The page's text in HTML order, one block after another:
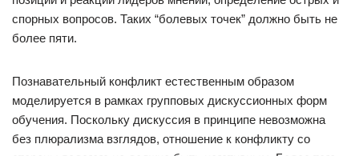
спорных вопросов. Таких “болевых точек” должно быть не
более пяти.
Познавательный конфликт естественным образом
моделируется в рамках групповых дискуссионных форм
обучения. Поскольку дискуссия в принципе невозможна
без плюрализма взглядов, отношение к конфликту со